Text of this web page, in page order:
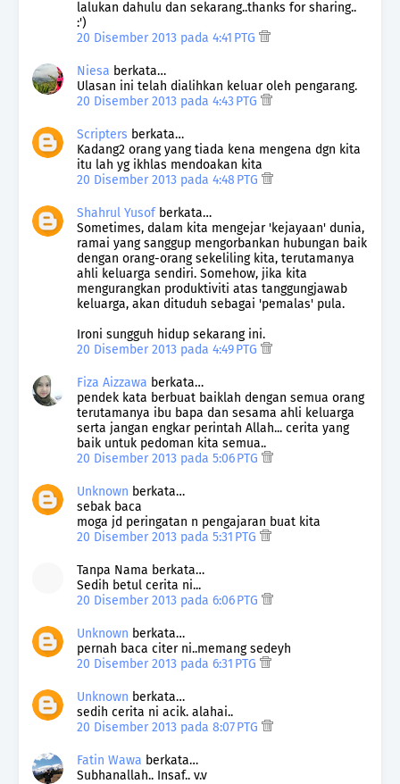
lalukan dahulu dan sekarang..thanks for sharing..
:')
20 Disember 2013 pada 4:41 PTG
Niesa berkata…
Ulasan ini telah dialihkan keluar oleh pengarang.
20 Disember 2013 pada 4:43 PTG
Scripters berkata…
Kadang2 orang yang tiada kena mengena dgn kita
itu lah yg ikhlas mendoakan kita
20 Disember 2013 pada 4:48 PTG
Shahrul Yusofberkata…
Sometimes, dalam kita mengejar 'kejayaan' dunia,
ramai yang sanggup mengorbankan hubungan baik
dengan orang-orang sekeliling kita, terutamanya
ahli keluarga sendiri. Somehow, jika kita
mengurangkan produktiviti atas tanggungjawab
keluarga, akan dituduh sebagai 'pemalas' pula.
Ironi sungguh hidup sekarang ini.
20 Disember 2013 pada 4:49 PTG
Fiza Aizzawa berkata…
pendek kata berbuat baiklah dengan semua orang
terutamanya ibu bapa dan sesama ahli keluarga
serta jangan engkar perintah Allah... cerita yang
baik untuk pedoman kita semua..
20 Disember 2013 pada 5:06 PTG
Unknown berkata…
sebak baca
moga jd peringatan n pengajaran buat kita
20 Disember 2013 pada 5:31 PTG
Tanpa Nama berkata…
Sedih betul cerita ni...
20 Disember 2013 pada 6:06 PTG
Unknown berkata…
pernah baca citer ni..memang sedeyh
20 Disember 2013 pada 6:31 PTG
Unknown berkata…
sedih cerita ni acik. alahai..
20 Disember 2013 pada 8:07 PTG
Fatin Wawa berkata…
Subhanallah.. Insaf.. v.v